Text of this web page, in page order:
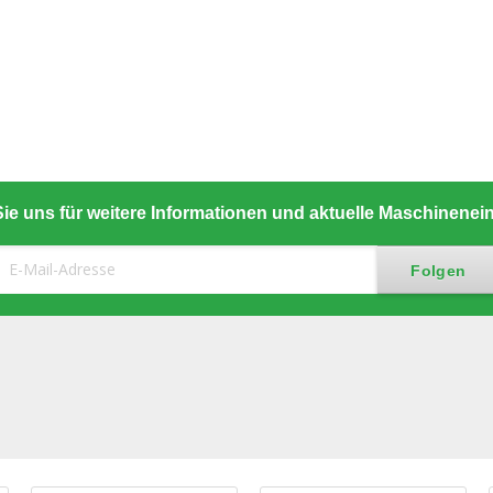
uns für weitere Informationen und aktuelle